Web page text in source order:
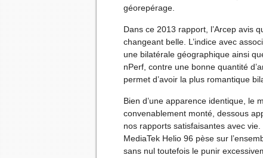
géorepérage.
Dans ce 2013 rapport, l’Arcep avis
changeant belle. L’indice avec
une bilatérale géographique ainsi
nPerf, contre une bonne quantité
permet d’avoir la plus romantique
Bien d’une apparence identique, le
convenablement monté, dessous
nos rapports satisfaisantes avec
MediaTek Helio 96 pèse sur
sans nul toutefois le punir